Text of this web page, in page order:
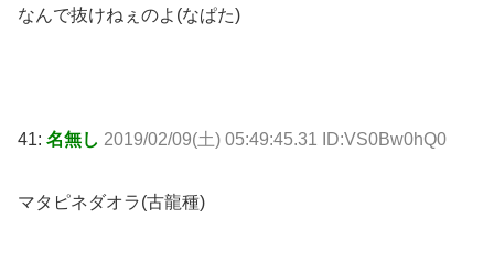
なんで抜けねぇのよ(なぱた)
41: 名無し 2019/02/09(土) 05:49:45.31 ID:VS0Bw0hQ0
マタピネダオラ(古龍種)